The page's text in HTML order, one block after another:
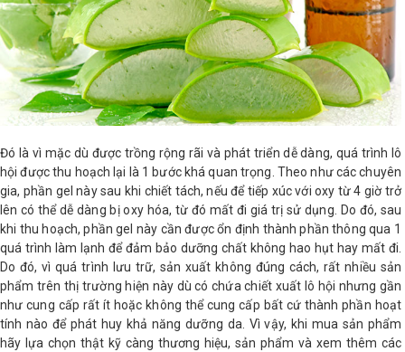
Đó là vì mặc dù được trồng rộng rãi và phát triển dễ dàng, quá trình lô
hội được thu hoạch lại là 1 bước khá quan trọng. Theo như các chuyên
gia, phần gel này sau khi chiết tách, nếu để tiếp xúc với oxy từ 4 giờ trở
lên có thể dễ dàng bị oxy hóa, từ đó mất đi giá trị sử dụng. Do đó, sau
khi thu hoạch, phần gel này cần được ổn định thành phần thông qua 1
quá trình làm lạnh để đảm bảo dưỡng chất không hao hụt hay mất đi.
Do đó, vì quá trình lưu trữ, sản xuất không đúng cách, rất nhiều sản
phẩm trên thị trường hiện này dù có chứa chiết xuất lô hội nhưng gần
như cung cấp rất ít hoặc không thể cung cấp bất cứ thành phần hoạt
tính nào để phát huy khả năng dưỡng da. Vì vậy, khi mua sản phẩm
hãy lựa chọn thật kỹ càng thương hiệu, sản phẩm và xem thêm các